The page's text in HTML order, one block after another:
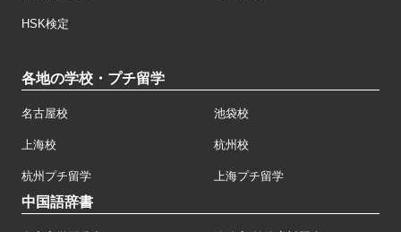
HSK検定
各地の学校・プチ留学
名古屋校 池袋校
上海校 杭州校
杭州プチ留学 上海プチ留学
中国語辞書